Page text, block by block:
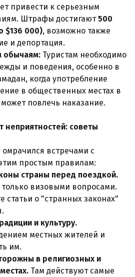
привести к серьезным
Штрафы достигают500
$136 000), возможно также
и депортация.
обычаям: Туристам необходимо
и поведения, особенно в
когда употребление
в общественных местах в
повлечь наказание.
неприятностей: советы
встречами с
простым правилам:
страны перед поездкой.
визовыми вопросами.
статьи о "странных законах"
и культуру.
местных жителей и
им.
в религиозных и
Там действуют самые